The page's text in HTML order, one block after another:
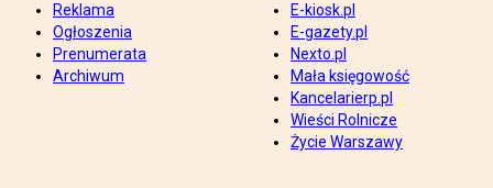
Reklama
Ogłoszenia
Prenumerata
Archiwum
E-kiosk.pl
E-gazety.pl
Nexto.pl
Mała księgowość
Kancelarierp.pl
Wieści Rolnicze
Życie Warszawy